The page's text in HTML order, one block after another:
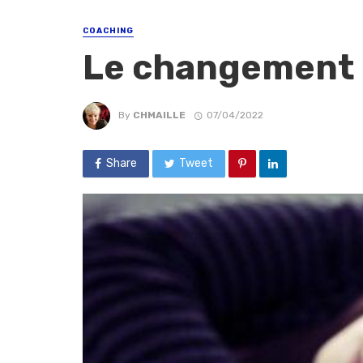
COACHING
Le changement
By CHMAILLE 07/04/2022
Share Tweet